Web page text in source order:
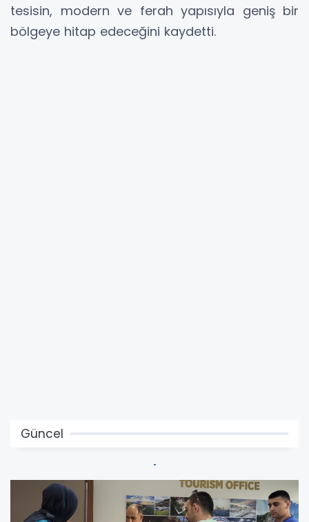
tesisin, modern ve ferah yapısıyla geniş bir
bölgeye hitap edeceğini kaydetti.
Güncel